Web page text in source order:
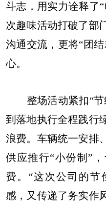
斗志，用实力诠释了
次趣味活动打破了部
沟通交流，更将“团
心。
整场活动紧扣“
到落地执行全程践行
浪费。车辆统一安排
供应推行“小份制”
费。“这次公司的节
感，又传递了务实作